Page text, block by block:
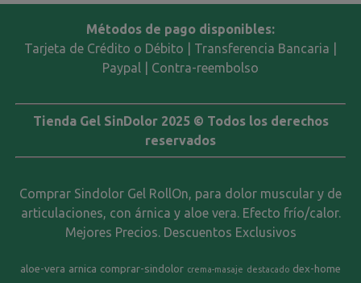
Métodos de pago disponibles:
Tarjeta de Crédito o Débito | Transferencia Bancaria |
Paypal | Contra-reembolso
Tienda Gel SinDolor 2025 © Todos los derechos
reservados
Comprar Sindolor Gel RollOn, para dolor muscular y de
articulaciones, con árnica y aloe vera. Efecto frío/calor.
Mejores Precios. Descuentos Exclusivos
aloe-vera arnica comprar-sindolor crema-masaje destacado dex-home